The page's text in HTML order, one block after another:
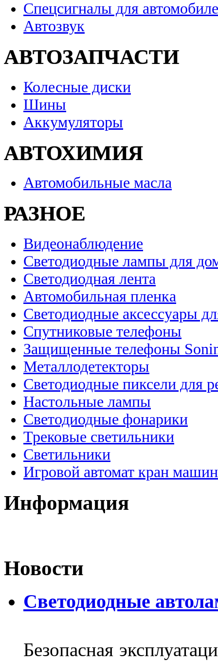
Спецсигналы для
Автозвук
АВТОЗАПЧАСТИ
Колесные диски
Шины
Аккумуляторы
АВТОХИМИЯ
Автомобильные масла
РАЗНОЕ
Видеонаблюдение
Светодиодные лампы для
Светодиодная лента
Автомобильная пленка
Светодиодные аксессуары
Спутниковые телефоны
Защищенные телефоны
Металлодетекторы
Светодиодные пиксели для
Настольные лампы
Светодиодные фонарики
Трековые светильники
Светильники
Игровой автомат кран
Информация
Новости
Светодиодные
Безопасная